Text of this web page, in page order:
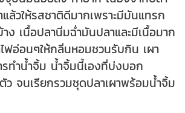
แล้วให้รสชาติดีมากเพราะมีมันแทรก
ง เนื้อปลานิ่มฉ่ำมันปลาและมีเนื้อมาก
ไฟอ่อนๆให้กลิ่นหอมชวนรับกิน เผา
รทำน้ำจิ้ม น้ำจิ้มนี้เองที่บ่งบอก
ว จนเรียกรวมชุดปลาเผาพร้อมน้ำจิ้ม